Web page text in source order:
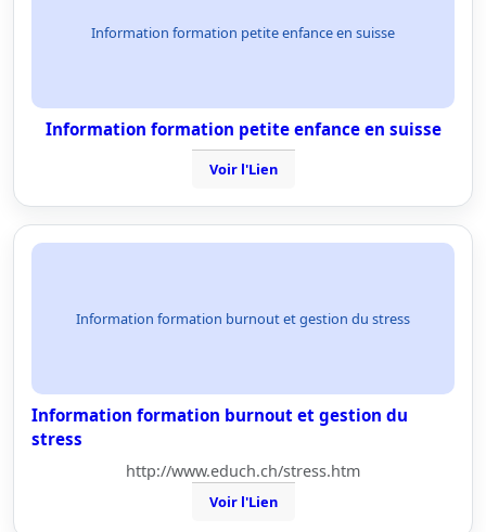
Information formation petite enfance en suisse
Information formation petite enfance en suisse
Voir l'Lien
Information formation burnout et gestion du stress
Information formation burnout et gestion du
stress
http://www.educh.ch/stress.htm
Voir l'Lien